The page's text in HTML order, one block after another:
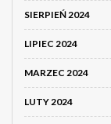
SIERPIEŃ 2024
LIPIEC 2024
MARZEC 2024
LUTY 2024